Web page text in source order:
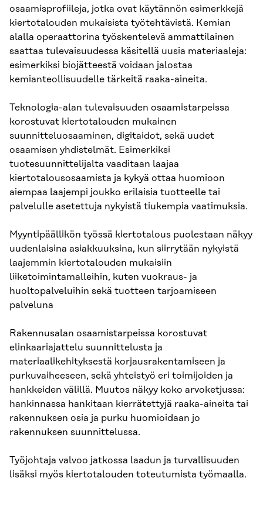
osaamisprofiileja, jotka ovat käytännön esimerkkejä
kiertotalouden mukaisista työtehtävistä. Kemian
alalla operaattorina työskentelevä ammattilainen
saattaa tulevaisuudessa käsitellä uusia materiaaleja:
esimerkiksi biojätteestä voidaan jalostaa
kemianteollisuudelle tärkeitä raaka-aineita.
Teknologia-alan tulevaisuuden osaamistarpeissa
korostuvat kiertotalouden mukainen
suunnitteluosaaminen, digitaidot, sekä uudet
osaamisen yhdistelmät. Esimerkiksi
tuotesuunnittelijalta vaaditaan laajaa
kiertotalousosaamista ja kykyä ottaa huomioon
aiempaa laajempi joukko erilaisia tuotteelle tai
palvelulle asetettuja nykyistä tiukempia vaatimuksia.
Myyntipäällikön työssä kiertotalous puolestaan näkyy
uudenlaisina asiakkuuksina, kun siirrytään nykyistä
laajemmin kiertotalouden mukaisiin
liiketoimintamalleihin, kuten vuokraus- ja
huoltopalveluihin sekä tuotteen tarjoamiseen
palveluna
Rakennusalan osaamistarpeissa korostuvat
elinkaariajattelu suunnittelusta ja
materiaalikehityksestä korjausrakentamiseen ja
purkuvaiheeseen, sekä yhteistyö eri toimijoiden ja
hankkeiden välillä. Muutos näkyy koko arvoketjussa:
hankinnassa hankitaan kierrätettyjä raaka-aineita tai
rakennuksen osia ja purku huomioidaan jo
rakennuksen suunnittelussa.
Työjohtaja valvoo jatkossa laadun ja turvallisuuden
lisäksi myös kiertotalouden toteutumista työmaalla.